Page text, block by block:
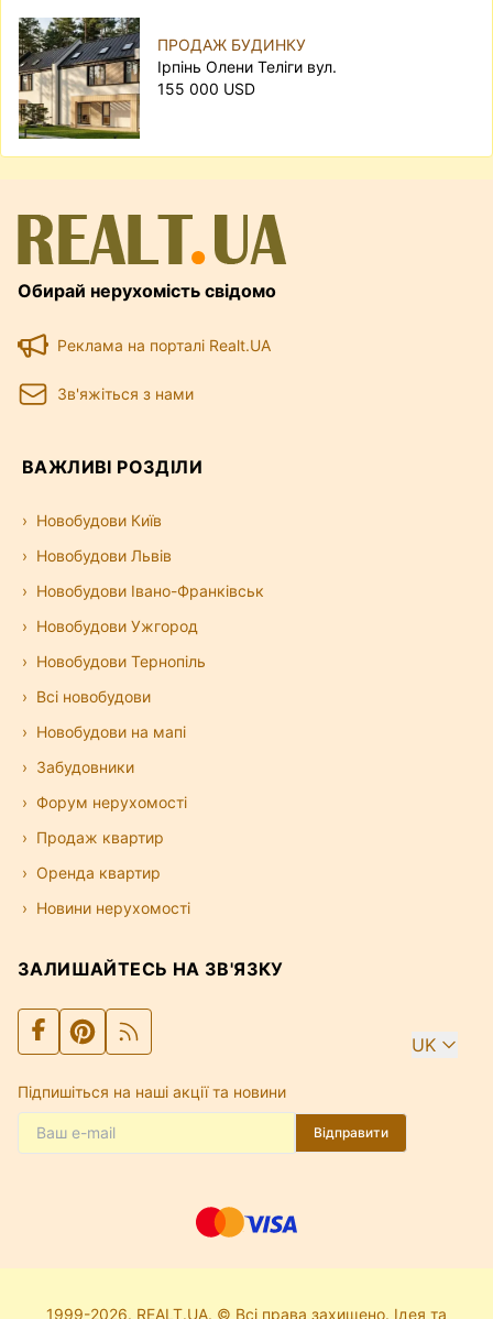
ПРОДАЖ БУДИНКУ
Ірпінь Олени Теліги вул.
155 000 USD
Обирай нерухомість свідомо
Реклама на порталі Realt.UA
Зв'яжіться з нами
ВАЖЛИВІ РОЗДІЛИ
Новобудови Київ
Новобудови Львів
Новобудови Івано-Франківськ
Новобудови Ужгород
Новобудови Тернопіль
Всі новобудови
Новобудови на мапі
Забудовники
Форум нерухомості
Продаж квартир
Оренда квартир
Новини нерухомості
ЗАЛИШАЙТЕСЬ НА ЗВ'ЯЗКУ
UK
Підпишіться на наші акції та новини
Відправити
1999-2026. REALT.UA. © Всі права захищено. Ідея та